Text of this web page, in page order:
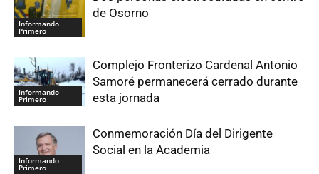
Informando
Primero
de Osorno
Informando
Primero
Complejo Fronterizo Cardenal Antonio
Samoré permanecerá cerrado durante
esta jornada
Informando
Primero
Conmemoración Día del Dirigente
Social en la Academia